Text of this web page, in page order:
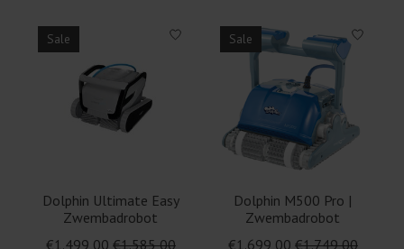
Sale
Dolphin Ultimate Easy
Zwembadrobot
€1.499,00 €1.585,00
Sale
Dolphin M500 Pro |
Zwembadrobot
€1.699,00 €1.749,00